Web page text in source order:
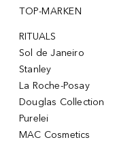
TOP-MARKEN
RITUALS
Sol de Janeiro
Stanley
La Roche-Posay
Douglas Collection
Purelei
MAC Cosmetics